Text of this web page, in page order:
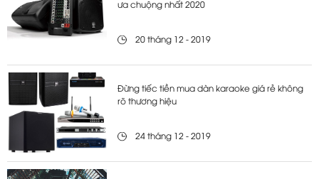
ưa chuộng nhất 2020
20 tháng 12 - 2019
Đừng tiếc tiền mua dàn karaoke giá rẻ không
rõ thương hiệu
24 tháng 12 - 2019